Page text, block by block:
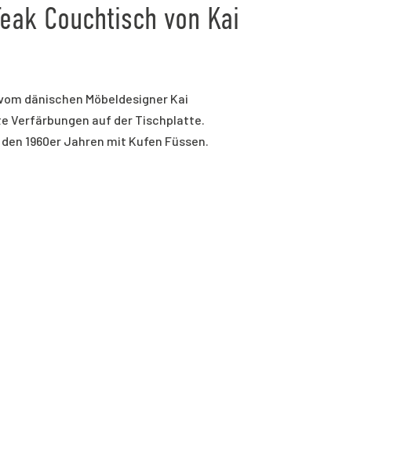
Couchtisch von Kai
dänischen Möbeldesigner Kai
Verfärbungen auf der Tischplatte.
1960er Jahren mit Kufen Füssen.